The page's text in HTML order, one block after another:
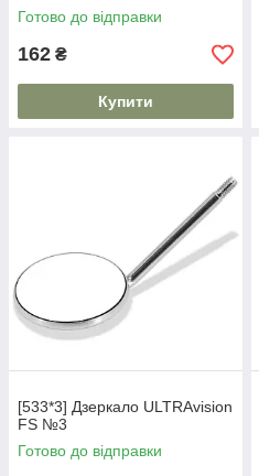
Готово до відправки
162 ₴
Купити
[533*3] Дзеркало ULTRAvision
FS №3
Готово до відправки